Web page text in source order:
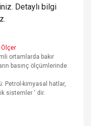
Detaylı bilgi
Ölçer
ortamlarda bakır
basınç ölçümlerinde
Petrol-kimyasal hatlar,
sistemler ' dir.